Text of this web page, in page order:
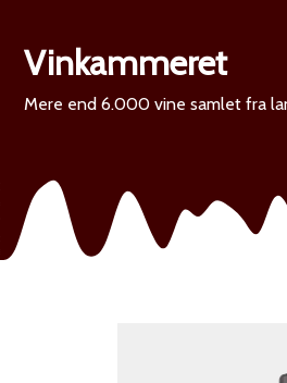
Vinkammeret
Mere end 6.000 vine samlet fra